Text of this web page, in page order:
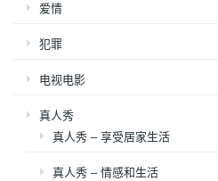
爱情
犯罪
电视电影
真人秀
真人秀 – 享受居家生活
真人秀 – 情感和生活